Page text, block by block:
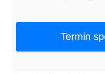
Termin